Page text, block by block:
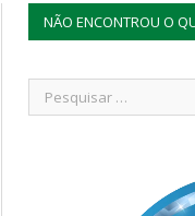
NÃO ENCONTROU O